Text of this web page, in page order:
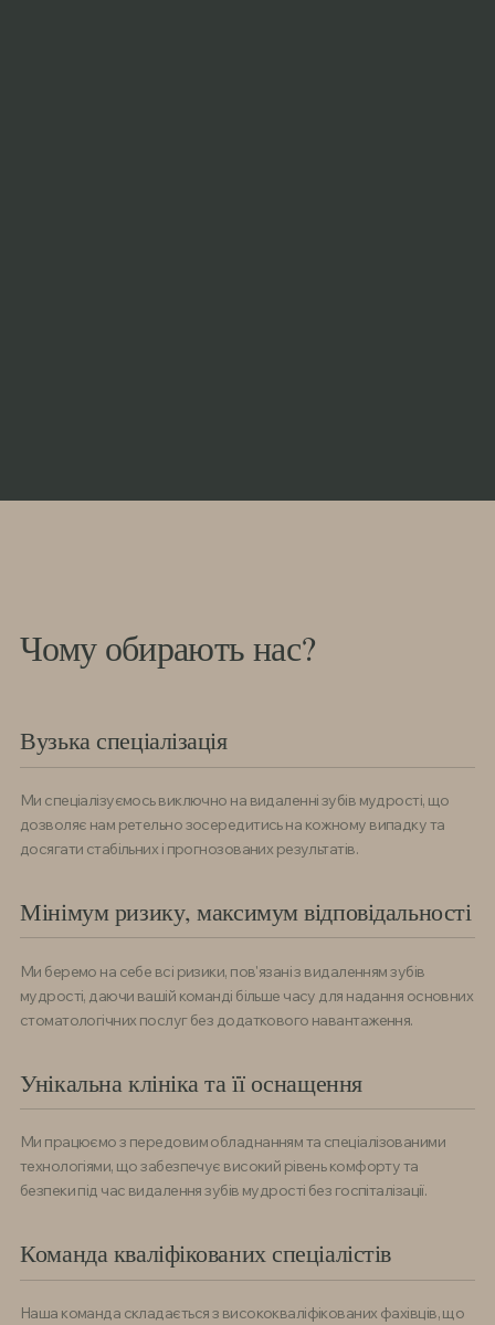
Чому обирають нас?
Вузька спеціалізація
Ми спеціалізуємось виключно на видаленні зубів мудрості, що
дозволяє нам ретельно зосередитись на кожному випадку та
досягати стабільних і прогнозованих результатів.
Мінімум ризику, максимум відповідальності
Ми беремо на себе всі ризики, пов'язані з видаленням зубів
мудрості, даючи вашій команді більше часу для надання основних
стоматологічних послуг без додаткового навантаження.
Унікальна клініка та її оснащення
Ми працюємо з передовим обладнанням та спеціалізованими
технологіями, що забезпечує високий рівень комфорту та
безпеки під час видалення зубів мудрості без госпіталізації.
Команда кваліфікованих спеціалістів
Наша команда складається з висококваліфікованих фахівців, що